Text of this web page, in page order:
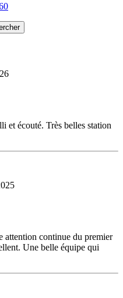
et écouté. Très belles station
attention continue du premier
Une belle équipe qui